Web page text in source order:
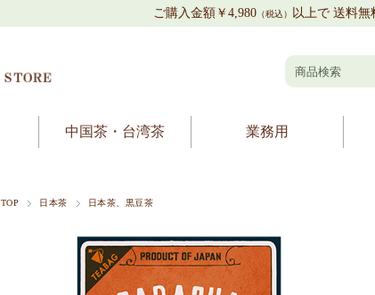
ご購入金額￥4,980 （税込） 以上で 送料無
中国茶・台湾茶 業務用
TOP 日本茶 日本茶、黒豆茶